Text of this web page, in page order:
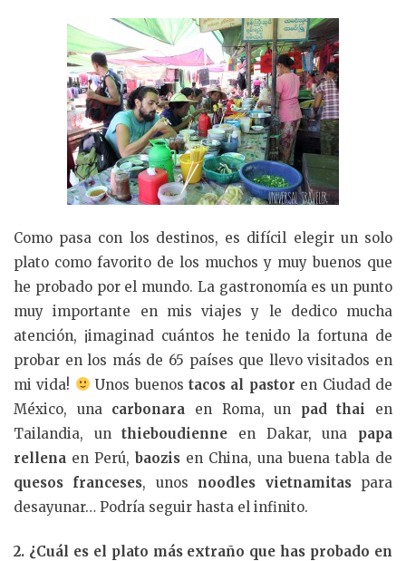
Como pasa con los destinos, es difícil elegir un solo
plato como favorito de los muchos y muy buenos que
he probado por el mundo. La gastronomía es un punto
muy importante en mis viajes y le dedico mucha
atención, ¡imaginad cuántos he tenido la fortuna de
probar en los más de 65 países que llevo visitados en
mi vida!
Unos buenostacos al pastor en Ciudad de
México, una carbonara en Roma, un pad thai
en
Tailandia, unthieboudienne en Dakar, una papa
rellena en Perú, baozis en China, una buena tabla de
quesos franceses, unos noodles vietnamitaspara
desayunar… Podría seguir hasta el infinito.
2. ¿Cuál es el plato más extraño que has probado en